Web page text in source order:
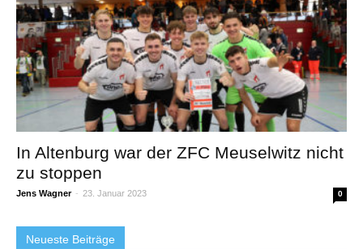
In Altenburg war der ZFC Meuselwitz nicht
zu stoppen
Jens Wagner - 23. Januar 2023 0
Neueste Beiträge